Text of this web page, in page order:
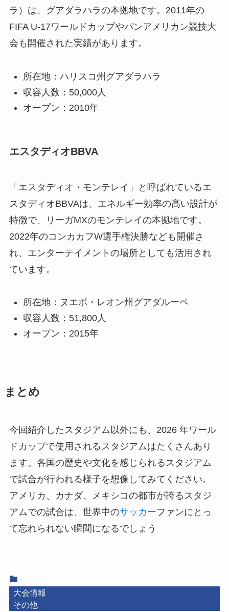
ラ）は、グアダラハラの本拠地です。2011年の
FIFA U-17ワールドカップやパンアメリカン競技大
会も開催された実績があります。
所在地：ハリスコ州グアダラハラ
収容人数：50,000人
オープン：2010年
エスタディオBBVA
「エスタディオ・モンテレイ」と呼ばれているエ
スタディオBBVAは、エネルギー効率の高い設計が
特徴で、リーガMXのモンテレイの本拠地です。
2022年のコンカカフW選手権決勝なども開催さ
れ、エンターテイメントの場所としても活用され
ています。
所在地：ヌエボ・レオン州グアダルーペ
収容人数：51,800人
オープン：2015年
まとめ
今回紹介したスタジアム以外にも、2026 年ワール
ドカップで使用されるスタジアムはたくさんあり
ます。各国の歴史や文化を感じられるスタジアム
で試合が行われる様子を想像してみてください。
アメリカ、カナダ、メキシコの都市が誇るスタジ
アムでの試合は、世界中のサッカーファンにとっ
て忘れられない瞬間になるでしょう
大会情報
その他